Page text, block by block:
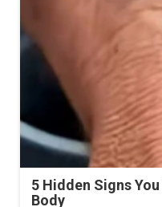
5 Hidden Signs
Body